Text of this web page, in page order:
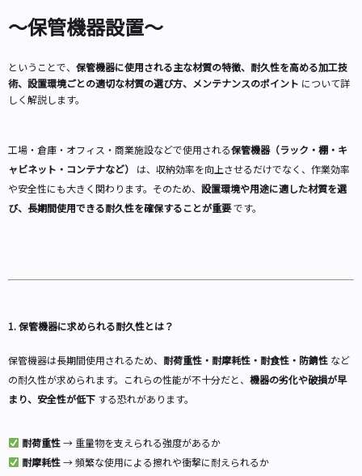
～保管機器設置～
ということで、 保管機器に使用される主な材質の特徴、耐久性を高める加工技
術、設置環境ごとの適切な材質の選び方、メンテナンスのポイント について詳
しく解説します。
工場・倉庫・オフィス・商業施設などで使用される保管機器（ラック・棚・キ
ャビネット・コンテナなど）
は、収納効率を向上させるだけでなく、作業効率
や安全性にも大きく関わります。そのため、 設置環境や用途に適した材質を選
び、長期間使用できる耐久性を確保することが重要です。
1. 保管機器に求められる耐久性とは？
保管機器は長期間使用されるため、 耐荷重性・耐摩耗性・耐食性・防錆性 など
の耐久性が求められます。これらの性能が不十分だと、 機器の劣化や破損が早
まり、安全性が低下 する恐れがあります。
耐荷重性→ 重量物を支えられる強度があるか
耐摩耗性→ 頻繁な使用による擦れや衝撃に耐えられるか